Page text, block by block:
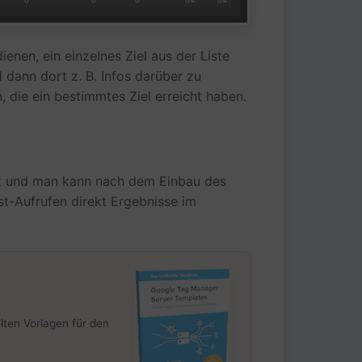
ein einzelnes Ziel aus der Liste
dann dort z. B. Infos darüber zu
die ein bestimmtes Ziel erreicht haben.
man kann nach dem Einbau des
Aufrufen direkt Ergebnisse im
Vorlagen für den